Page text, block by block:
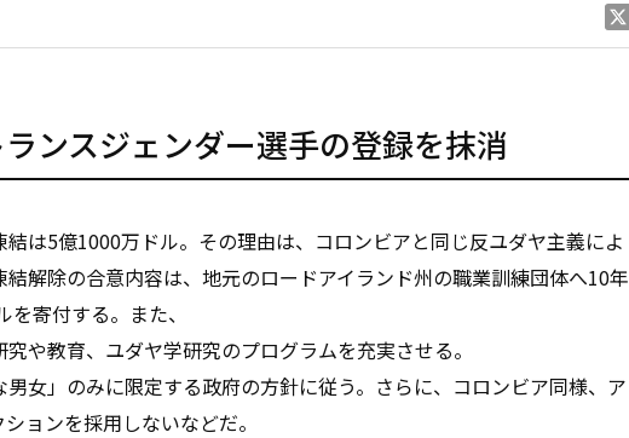
ンスジェンダー選手の登録を抹消
は5億1000万ドル。その理由は、コロンビアと同じ反ユダヤ主義によ
結解除の合意内容は、地元のロードアイランド州の職業訓練団体へ10年
寄付する。また、
や教育、ユダヤ学研究のプログラムを充実させる。
女」のみに限定する政府の方針に従う。さらに、コロンビア同様、ア
ョンを採用しないなどだ。